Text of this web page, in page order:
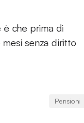
che prima di
senza diritto
Pensioni